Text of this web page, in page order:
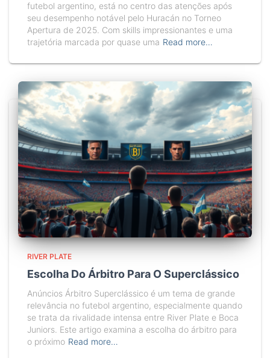
futebol argentino, está no centro das atenções após
seu desempenho notável pelo Huracán no Torneo
Apertura de 2025. Com skills impressionantes e uma
trajetória marcada por quase uma Read more…
RIVER PLATE
Escolha Do Árbitro Para O Superclássico
Anúncios Árbitro Superclássico é um tema de grande
relevância no futebol argentino, especialmente quando
se trata da rivalidade intensa entre River Plate e Boca
Juniors. Este artigo examina a escolha do árbitro para
o próximo Read more…